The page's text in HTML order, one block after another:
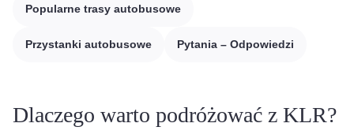
Popularne trasy autobusowe
Przystanki autobusowe Pytania – Odpowiedzi
Dlaczego warto podróżować z KLR?